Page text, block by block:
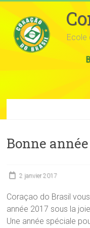
Ecole
Bonne année
2 janvier 2017
Coraçao do Brasil
année 2017 sous la
Une année spéciale